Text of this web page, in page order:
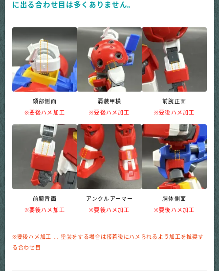
に出る合わせ目は多くありません。
頭部側面
※要後ハメ加工
肩装甲横
※要後ハメ加工
前腕正面
※要後ハメ加工
前腕背面
※要後ハメ加工
アンクルアーマー
※要後ハメ加工
胴体側面
※要後ハメ加工
※要後ハメ加工 … 塗装をする場合は接着後にハメられるよう加工を推奨す
る合わせ目